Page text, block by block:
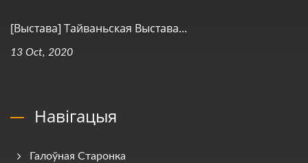
[Выстава] Тайваньская Выстава...
13 Oct, 2020
Навігацыя
Галоўная Старонка